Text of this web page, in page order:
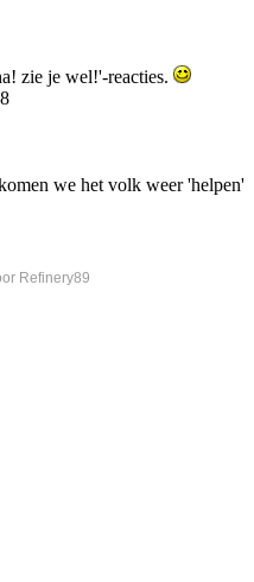
zie je wel!'-reacties.
we het volk weer 'helpen'
Refinery89